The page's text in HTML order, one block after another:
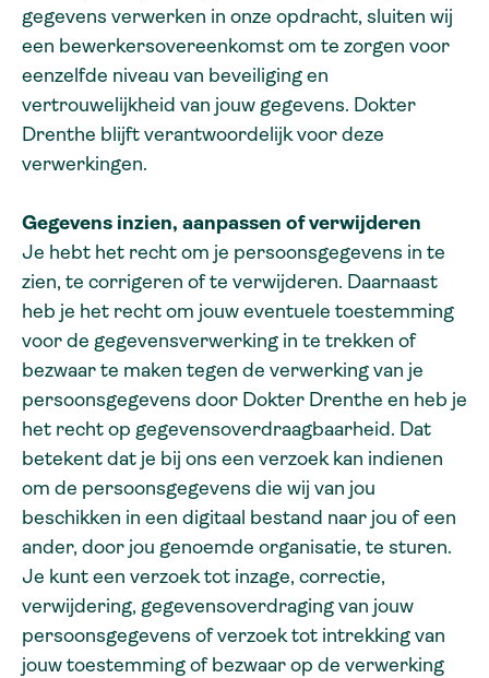
gegevens verwerken in onze opdracht, sluiten wij
een bewerkersovereenkomst om te zorgen voor
eenzelfde niveau van beveiliging en
vertrouwelijkheid van jouw gegevens. Dokter
Drenthe blijft verantwoordelijk voor deze
verwerkingen.
Gegevens inzien, aanpassen of verwijderen
Je hebt het recht om je persoonsgegevens in te
zien, te corrigeren of te verwijderen. Daarnaast
heb je het recht om jouw eventuele toestemming
voor de gegevensverwerking in te trekken of
bezwaar te maken tegen de verwerking van je
persoonsgegevens door Dokter Drenthe en heb je
het recht op gegevensoverdraagbaarheid. Dat
betekent dat je bij ons een verzoek kan indienen
om de persoonsgegevens die wij van jou
beschikken in een digitaal bestand naar jou of een
ander, door jou genoemde organisatie, te sturen.
Je kunt een verzoek tot inzage, correctie,
verwijdering, gegevensoverdraging van jouw
persoonsgegevens of verzoek tot intrekking van
jouw toestemming of bezwaar op de verwerking